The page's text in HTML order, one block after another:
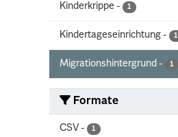
Kinderkrippe - 1
Kindertageseinrichtung - 1
Migrationshintergrund - 1
Formate
CSV - 1